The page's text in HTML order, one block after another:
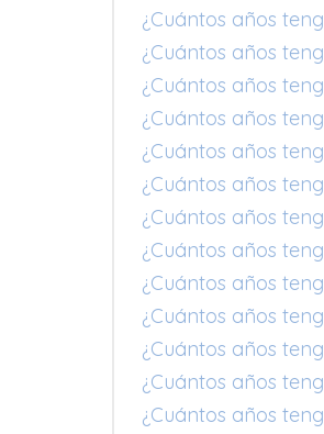
¿Cuántos años
¿Cuántos años
¿Cuántos años
¿Cuántos años
¿Cuántos años
¿Cuántos años
¿Cuántos años
¿Cuántos años
¿Cuántos años
¿Cuántos años
¿Cuántos años
¿Cuántos años
¿Cuántos años